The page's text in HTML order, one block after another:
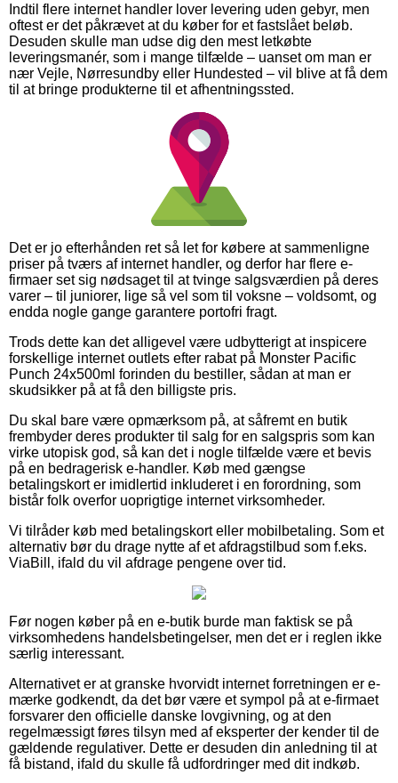
Indtil flere internet handler lover levering uden gebyr, men
oftest er det påkrævet at du køber for et fastslået beløb.
Desuden skulle man udse dig den mest letkøbte
leveringsmanér, som i mange tilfælde – uanset om man er
nær Vejle, Nørresundby eller Hundested – vil blive at få dem
til at bringe produkterne til et afhentningssted.
Det er jo efterhånden ret så let for købere at sammenligne
priser på tværs af internet handler, og derfor har flere e-
firmaer set sig nødsaget til at tvinge salgsværdien på deres
varer – til juniorer, lige så vel som til voksne – voldsomt, og
endda nogle gange garantere portofri fragt.
Trods dette kan det alligevel være udbytterigt at inspicere
forskellige internet outlets efter rabat på Monster Pacific
Punch 24x500ml forinden du bestiller, sådan at man er
skudsikker på at få den billigste pris.
Du skal bare være opmærksom på, at såfremt en butik
frembyder deres produkter til salg for en salgspris som kan
virke utopisk god, så kan det i nogle tilfælde være et bevis
på en bedragerisk e-handler. Køb med gængse
betalingskort er imidlertid inkluderet i en forordning, som
bistår folk overfor uoprigtige internet virksomheder.
Vi tilråder køb med betalingskort eller mobilbetaling. Som et
alternativ bør du drage nytte af et afdragstilbud som f.eks.
ViaBill, ifald du vil afdrage pengene over tid.
Før nogen køber på en e-butik burde man faktisk se på
virksomhedens handelsbetingelser, men det er i reglen ikke
særlig interessant.
Alternativet er at granske hvorvidt internet forretningen er e-
mærke godkendt, da det bør være et sympol på at e-firmaet
forsvarer den officielle danske lovgivning, og at den
regelmæssigt føres tilsyn med af eksperter der kender til de
gældende regulativer. Dette er desuden din anledning til at
få bistand, ifald du skulle få udfordringer med dit indkøb.